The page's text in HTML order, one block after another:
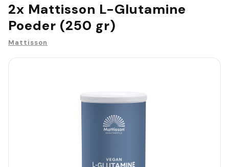
2x Mattisson L-Glutamine
Poeder (250 gr)
Mattisson